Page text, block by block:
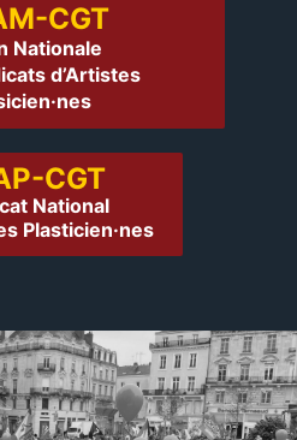
CGT
Nationale
d’Artistes
CGT
National
Plasticien·nes